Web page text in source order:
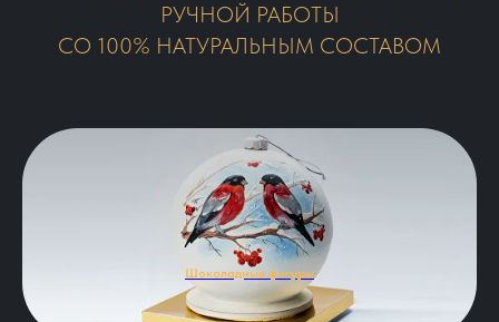
РУЧНОЙ РАБОТЫ
СО 100% НАТУРАЛЬНЫМ СОСТАВОМ
Шоколадные фигуры